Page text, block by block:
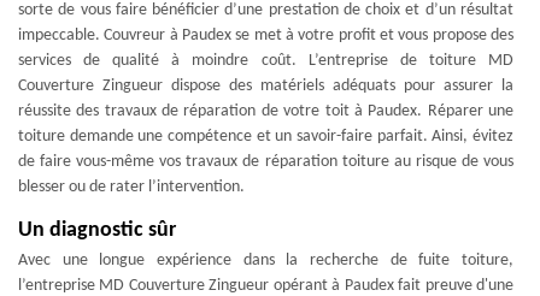
sorte de vous faire bénéficier d’une prestation de choix et d’un résultat
impeccable. Couvreur à Paudex se met à votre profit et vous propose des
services de qualité à moindre coût. L’entreprise de toiture MD
Couverture Zingueur dispose des matériels adéquats pour assurer la
réussite des travaux de réparation de votre toit à Paudex. Réparer une
toiture demande une compétence et un savoir-faire parfait. Ainsi, évitez
de faire vous-même vos travaux de réparation toiture au risque de vous
blesser ou de rater l’intervention.
Un diagnostic sûr
Avec une longue expérience dans la recherche de fuite toiture,
l’entreprise MD Couverture Zingueur opérant à Paudex fait preuve d'une